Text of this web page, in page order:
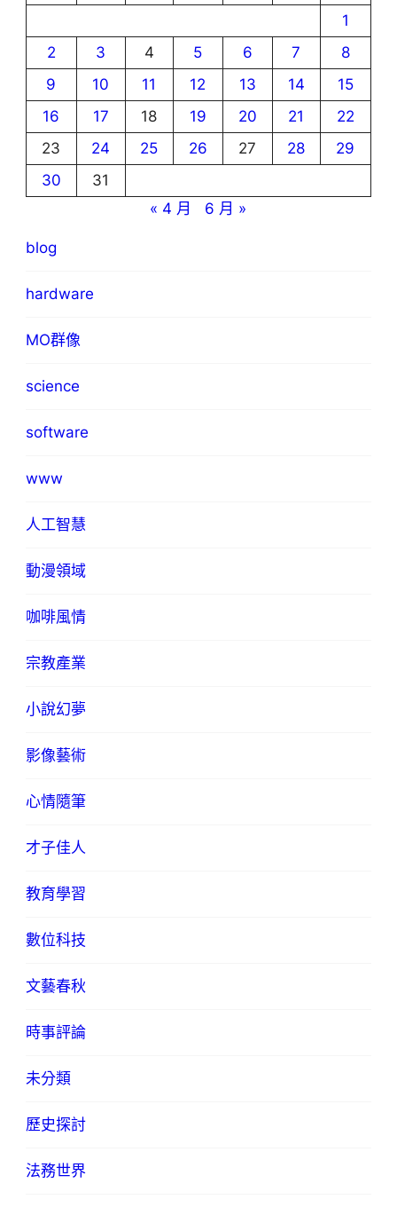
1
2
3 4 5 6 7
8
9
10 11 12 13 14
15
16
17 18 19 20 21
22
23
24 25 26 27 28
29
30
31
« 4 月
6 月 »
blog
hardware
MO群像
science
software
www
人工智慧
動漫領域
咖啡風情
宗教產業
小說幻夢
影像藝術
心情隨筆
才子佳人
教育學習
數位科技
文藝春秋
時事評論
未分類
歷史探討
法務世界